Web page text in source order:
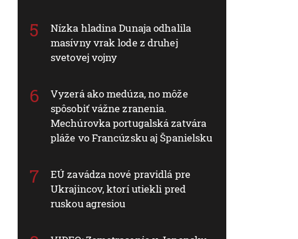
Nízka hladina Dunaja odhalila
masívny vrak lode z druhej
svetovej vojny
Vyzerá ako medúza, no môže
spôsobiť vážne zranenia.
Mechúrovka portugalská zatvára
pláže vo Francúzsku aj Španielsku
EÚ zavádza nové pravidlá pre
Ukrajincov, ktorí utiekli pred
ruskou agresiou